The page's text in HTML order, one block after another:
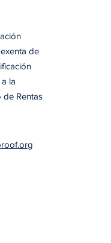
de
la
de Rentas